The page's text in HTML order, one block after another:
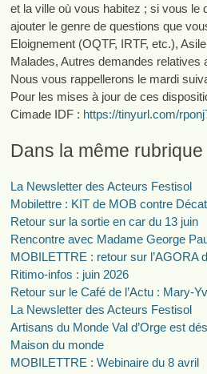
et la ville où vous habitez ; si vous le
ajouter le genre de questions que
Eloignement (OQTF, IRTF, etc.),
Malades, Autres demandes relatives
Nous vous rappellerons le mardi
Pour les mises à jour de ces
Cimade IDF : https://tinyurl.com/
Dans la même rubrique
La Newsletter des Acteurs Festisol
Mobilettre : KIT de MOB contre
Retour sur la sortie en car du 13 juin
Rencontre avec Madame George
MOBILETTRE : retour sur l’AGORA
Ritimo-infos : juin 2026
Retour sur le Café de l’Actu : Mary-
La Newsletter des Acteurs Festisol
Artisans du Monde Val d’Orge est
Maison du monde
MOBILETTRE : Webinaire du 8 avril